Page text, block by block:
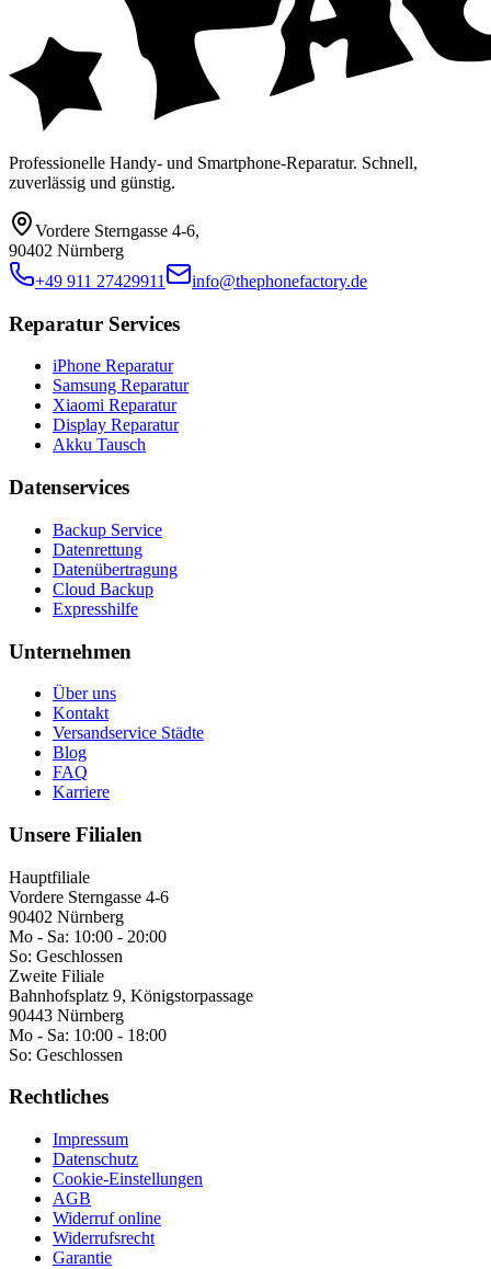
Professionelle Handy- und Smartphone-Reparatur. Schnell,
zuverlässig und günstig.
Vordere Sterngasse 4-6,
90402 Nürnberg
+49 911 27429911
info@thephonefactory.de
Reparatur Services
iPhone Reparatur
Samsung Reparatur
Xiaomi Reparatur
Display Reparatur
Akku Tausch
Datenservices
Backup Service
Datenrettung
Datenübertragung
Cloud Backup
Expresshilfe
Unternehmen
Über uns
Kontakt
Versandservice Städte
Blog
FAQ
Karriere
Unsere Filialen
Hauptfiliale
Vordere Sterngasse 4-6
90402 Nürnberg
Mo - Sa: 10:00 - 20:00
So: Geschlossen
Zweite Filiale
Bahnhofsplatz 9, Königstorpassage
90443 Nürnberg
Mo - Sa: 10:00 - 18:00
So: Geschlossen
Rechtliches
Impressum
Datenschutz
Cookie-Einstellungen
AGB
Widerruf online
Widerrufsrecht
Garantie